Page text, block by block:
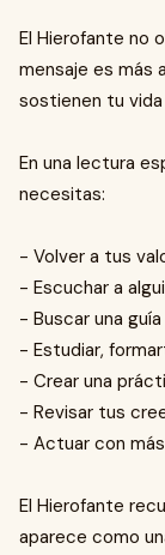
El Hierofante no
mensaje es más
sostienen tu
En una lectura
necesitas:
- Volver a tus
- Escuchar a
- Buscar una
- Estudiar,
- Crear una
- Revisar tus
- Actuar con
El Hierofante
aparece como